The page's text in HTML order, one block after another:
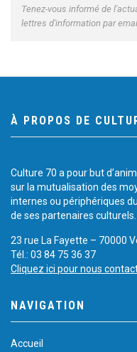
Tenez-vous informé de
lettres d'information par
À PROPOS DE
Culture 70 a pour but
sur la mutualisation des
internes ou périphériques
de ses partenaires culturels.
23 rue La Fayette – 70000
Tél.: 03 84 75 36 37
Cliquez ici pour nous
NAVIGATION
Accueil